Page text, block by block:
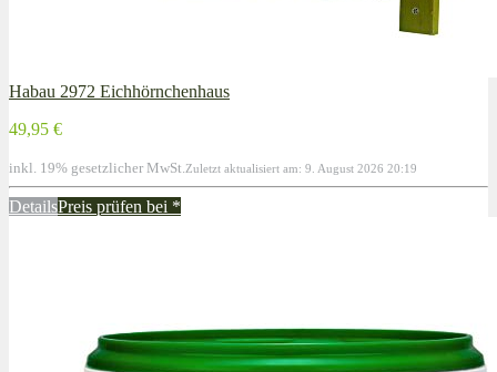
Habau 2972 Eichhörnchenhaus
49,95 €
inkl. 19% gesetzlicher MwSt. Zuletzt aktualisiert am: 9. August 2026 20:19
DetailsPreis prüfen bei *